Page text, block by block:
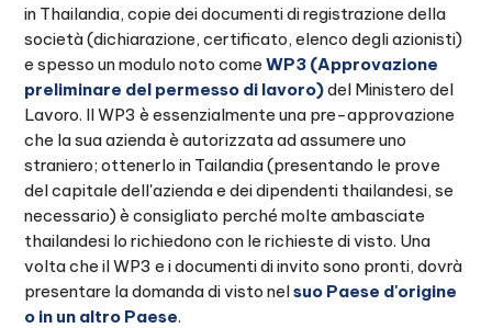
in Thailandia, copie dei documenti di registrazione della
società (dichiarazione, certificato, elenco degli azionisti)
e spesso un modulo noto comeWP3 (Approvazione
preliminare del permesso di lavoro)del Ministero del
Lavoro. Il WP3 è essenzialmente una pre-approvazione
che la sua azienda è autorizzata ad assumere uno
straniero; ottenerlo in Tailandia (presentando le prove
del capitale dell'azienda e dei dipendenti thailandesi, se
necessario) è consigliato perché molte ambasciate
thailandesi lo richiedono con le richieste di visto. Una
volta che il WP3 e i documenti di invito sono pronti, dovrà
presentare la domanda di visto nelsuo Paese d'origine
o in un altro Paese.